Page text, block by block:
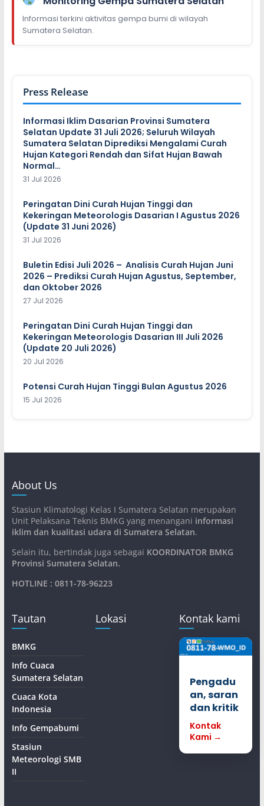
Informasi terkini aktivitas gempa bumi di wilayah
Sumatera Selatan.
Press Release
Informasi Iklim Dasarian Provinsi Sumatera
Selatan Update 31 Juli 2026; Seluruh Wilayah
Sumatera Selatan Diprediksi Mengalami Curah
Hujan Kategori Rendah dan Sifat Hujan Bawah
Normal…
31 Jul 2026
Peringatan Dini Curah Hujan Tinggi dan
Kekeringan Meteorologis Dasarian I Agustus 2026
(Update 31 Juni 2026)
31 Jul 2026
Buletin Edisi Juli 2026 – Analisis Curah Hujan Juni
2026 – Prediksi Curah Hujan Agustus, September,
dan Oktober 2026
27 Jul 2026
Peringatan Dini Curah Hujan Tinggi dan
Kekeringan Meteorologis Dasarian III Juli 2026
(Update 20 Juli 2026)
20 Jul 2026
Potensi Curah Hujan Tinggi Bulan Agustus 2026
15 Jul 2026
About Us
Stasiun Klimatologi Kelas I Sumatera Selatan merupakan
Unit Pelaksana Teknis BMKG yang menangani informasi
iklim dan kualitasi udara di Sumatera Selatan.
Selain itu, bertindak juga sebagai KOORDINATOR BMKG
Provinsi Sumatera Selatan.
HOTLINE : 0811-78-96223
Tautan
BMKG
Info Cuaca
Sumatera Selatan
Cuaca Kota
Indonesia
Info Gempabumi
Stasiun
Meteorologi SMB
II
Lokasi Kontak kami
Pengadu
an, saran
dan kritik
Kontak
Kami →